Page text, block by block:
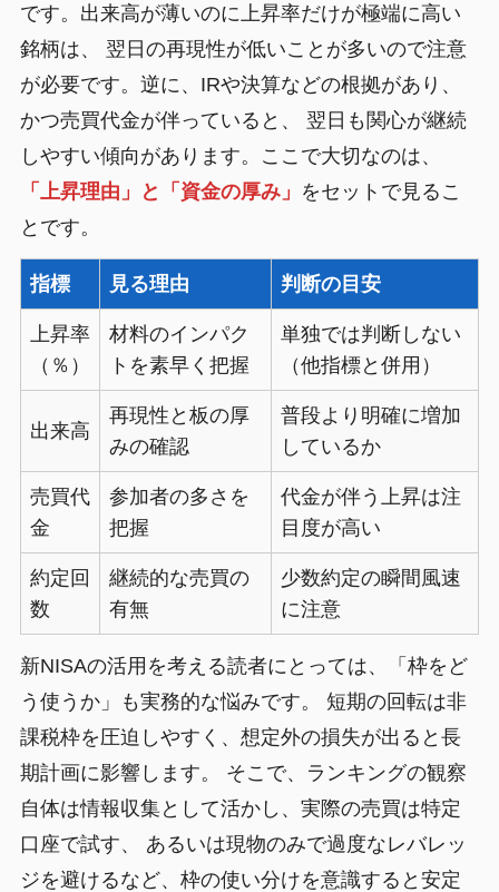
です。出来高が薄いのに上昇率だけが極端に高い
銘柄は、 翌日の再現性が低いことが多いので注意
が必要です。逆に、IRや決算などの根拠があり、
かつ売買代金が伴っていると、 翌日も関心が継続
しやすい傾向があります。ここで大切なのは、
「上昇理由」と「資金の厚み」 をセットで見るこ
とです。
指標 見る理由 判断の目安
上昇率
（％）
材料のインパク
トを素早く把握
単独では判断しない
（他指標と併用）
出来高
再現性と板の厚
みの確認
普段より明確に増加
しているか
売買代
金
参加者の多さを
把握
代金が伴う上昇は注
目度が高い
約定回
数
継続的な売買の
有無
少数約定の瞬間風速
に注意
新NISAの活用を考える読者にとっては、「枠をど
う使うか」も実務的な悩みです。 短期の回転は非
課税枠を圧迫しやすく、想定外の損失が出ると長
期計画に影響します。 そこで、ランキングの観察
自体は情報収集として活かし、実際の売買は特定
口座で試す、 あるいは現物のみで過度なレバレッ
ジを避けるなど、枠の使い分けを意識すると安定